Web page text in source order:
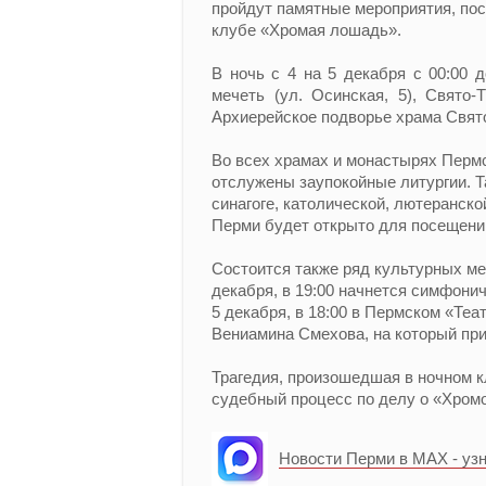
пройдут памятные мероприятия,
клубе «Хромая лошадь».
В ночь с 4 на 5 декабря с 00:00
мечеть (ул. Осинская, 5),
Архиерейское подворье храма
Во всех храмах и монастырях
отслужены заупокойные литургии.
синагоге, католической,
Перми будет открыто для
Состоится также ряд культурных
декабря, в 19:00 начнется
5 декабря, в 18:00 в Пермском
Вениамина Смехова, на который
Трагедия, произошедшая в ночном
судебный процесс по делу о
Новости Перми в MAX -